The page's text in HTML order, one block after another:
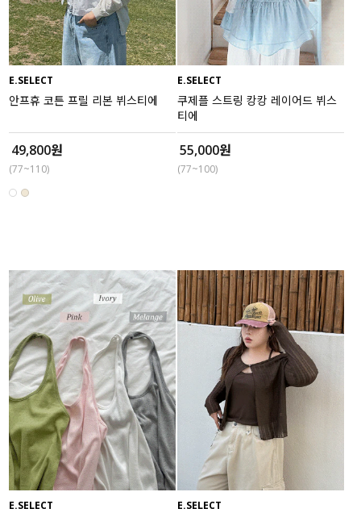
E.SELECT
안프휴 코튼 프릴 리본 뷔스티에
49,800원
(77~110)
E.SELECT
쿠제플 스트링 캉캉 레이어드 뷔스
티에
55,000원
(77~100)
E.SELECT E.SELECT